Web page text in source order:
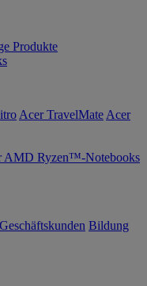
Produkte
Acer TravelMate Acer
AMD Ryzen™-Notebooks
Geschäftskunden Bildung